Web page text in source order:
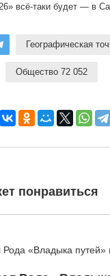
всё-таки будет — в
Географическая
Общество 72 052
понравиться